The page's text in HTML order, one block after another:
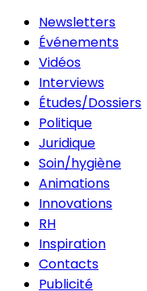
Newsletters
Événements
Vidéos
Interviews
Études/Dossiers
Politique
Juridique
Soin/hygiène
Animations
Innovations
RH
Inspiration
Contacts
Publicité